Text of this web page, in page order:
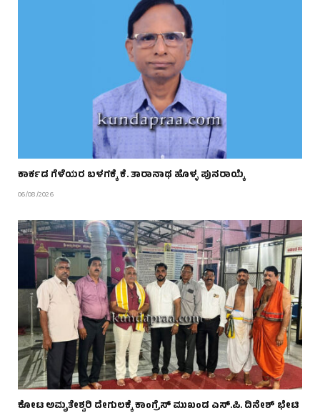
ಕಾರ್ಕಡ ಗೆಳೆಯರ ಬಳಗಕ್ಕೆ ಕೆ. ತಾರಾನಾಥ ಹೊಳ್ಳ ಪುನರಾಯ್ಕೆ
06/08/2026
ಕೋಟ ಅಮೃತೇಶ್ವರಿ ದೇಗುಲಕ್ಕೆ ಕಾಂಗ್ರೆಸ್ ಮುಖಂಡ ಎಸ್.ಪಿ. ದಿನೇಶ್ ಭೇಟಿ